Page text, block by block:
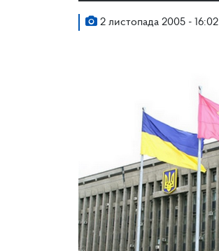
2 листопада 2005 - 16:02